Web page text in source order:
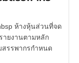
ห้างหุ้นส่วนที่จด
ายงานตามหลัก
รรพากรกำหนด